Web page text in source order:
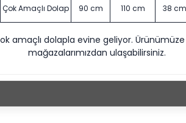
Çok Amaçlı Dolap 90 cm 110 cm 38 cm
çok amaçlı dolapla evine geliyor.
mağazalarımızdan ulaşabilirsiniz.